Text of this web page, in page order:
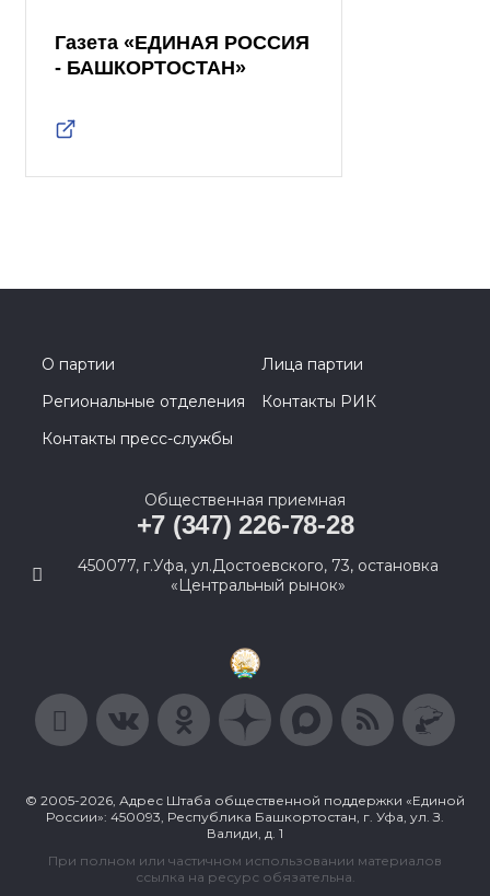
Газета «ЕДИНАЯ РОССИЯ
- БАШКОРТОСТАН»
О партии
Лица партии
Региональные отделения
Контакты РИК
Контакты пресс-службы
Общественная приемная
+7 (347) 226-78-28
450077, г.Уфа, ул.Достоевского, 73, остановка
«Центральный рынок»
© 2005-2026, Адрес Штаба общественной поддержки «Единой
России»: 450093, Республика Башкортостан, г. Уфа, ул. З.
Валиди, д. 1
При полном или частичном использовании материалов
ссылка на ресурс обязательна.